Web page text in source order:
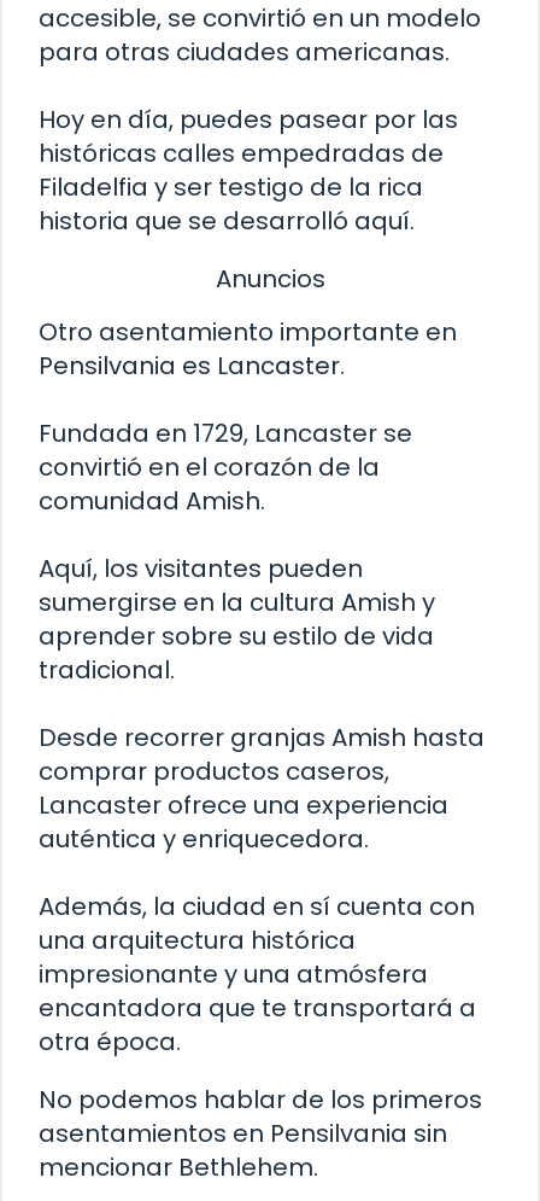
accesible, se convirtió en un modelo
para otras ciudades americanas.
Hoy en día, puedes pasear por las
históricas calles empedradas de
Filadelfia y ser testigo de la rica
historia que se desarrolló aquí.
Anuncios
Otro asentamiento importante en
Pensilvania es Lancaster.
Fundada en 1729, Lancaster se
convirtió en el corazón de la
comunidad Amish.
Aquí, los visitantes pueden
sumergirse en la cultura Amish y
aprender sobre su estilo de vida
tradicional.
Desde recorrer granjas Amish hasta
comprar productos caseros,
Lancaster ofrece una experiencia
auténtica y enriquecedora.
Además, la ciudad en sí cuenta con
una arquitectura histórica
impresionante y una atmósfera
encantadora que te transportará a
otra época.
No podemos hablar de los primeros
asentamientos en Pensilvania sin
mencionar Bethlehem.